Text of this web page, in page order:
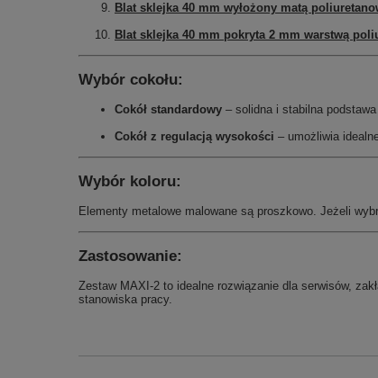
Blat sklejka 40 mm wyłożony matą
Blat sklejka 40 mm pokryta 2 mm warstwą
Wybór cokołu:
Cokół standardowy – solidna i stabilna podstawa
Cokół z regulacją wysokości – umożliwia
Wybór koloru:
Elementy metalowe malowane są proszkowo. Jeżeli
Zastosowanie:
Zestaw MAXI-2 to idealne rozwiązanie dla serwisów,
stanowiska pracy.